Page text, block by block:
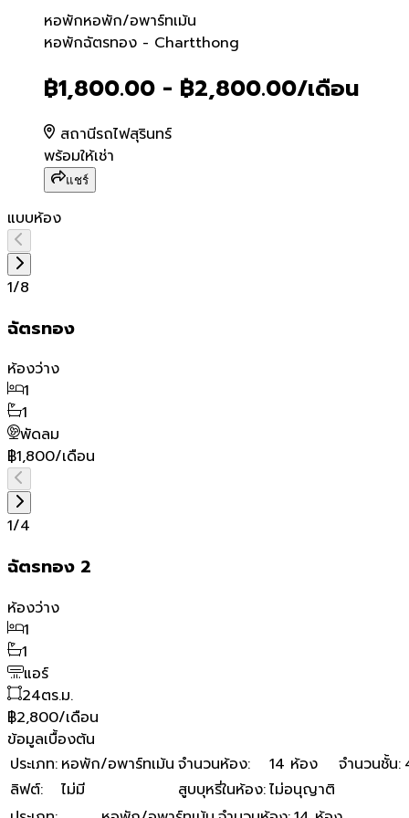
หอพักหอพัก/อพาร์ทเม้น
หอพักฉัตรทอง -
หอพักฉัตรทอง - Chartthong
฿1,800.00 - ฿2,800.00/เดือน
สถานีรถไฟสุรินทร์
พร้อมให้เช่า
แชร์
แบบห้อง
1/8
ฉัตรทอง
ห้องว่าง
1
1
พัดลม
฿1,800/เดือน
1/4
ฉัตรทอง 2
ห้องว่าง
1
1
แอร์
24ตร.ม.
฿2,800/เดือน
ข้อมูลเบื้องต้น
ประเภท: หอพัก/อพาร์ทเม้น จำนวนห้อง: 14 ห้อง จำนวนชั้น:
ลิฟต์: ไม่มี สูบบุหรี่ในห้อง:ไม่อนุญาติ